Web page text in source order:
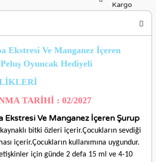
Kargo
Ekstresi Ve Manganez İçeren
Oyuncak Hediyeli
TARİHİ : 02/2027
Ekstresi Ve Manganez İçeren Şurup
bitki özleri içerir.Çocukların sevdiği
içerir.Çocukların kullanımına uygundur.
için günde 2 defa 15 ml ve 4-10